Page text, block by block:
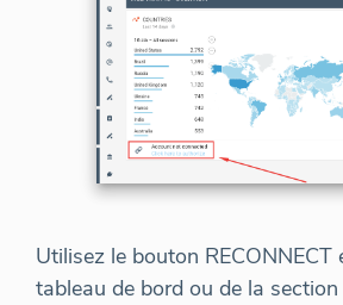
Utilisez le bouton
tableau de bord ou de la